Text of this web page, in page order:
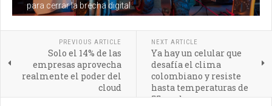
para cerrar la brecha digital
PREVIOUS ARTICLE
Solo el 14% de las
empresas aprovecha
realmente el poder del
cloud
NEXT ARTICLE
Ya hay un celular que
desafía el clima
colombiano y resiste
hasta temperaturas de
55 grados